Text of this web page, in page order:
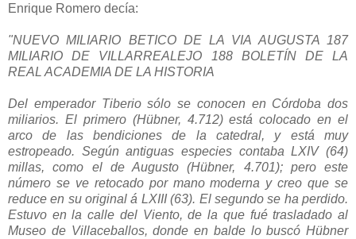
Enrique Romero decía:
"NUEVO MILIARIO BETICO DE LA VIA AUGUSTA 187
MILIARIO DE VILLARREALEJO 188 BOLETÍN DE LA
REAL ACADEMIA DE LA HISTORIA
Del emperador Tiberio sólo se conocen en Córdoba dos
miliarios. El primero (Hübner, 4.712) está colocado en el
arco de las bendiciones de la catedral, y está muy
estropeado. Según antiguas especies contaba LXIV (64)
millas, como el de Augusto (Hübner, 4.701); pero este
número se ve retocado por mano moderna y creo que se
reduce en su original á LXIII (63). El segundo se ha perdido.
Estuvo en la calle del Viento, de la que fué trasladado al
Museo de Villaceballos, donde en balde lo buscó Hübner